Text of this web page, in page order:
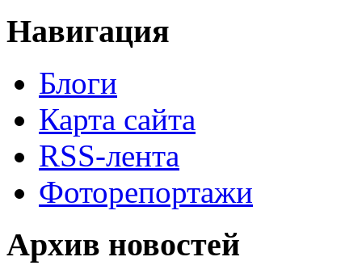
Навигация
Блоги
Карта сайта
RSS-лента
Фоторепортажи
Архив новостей